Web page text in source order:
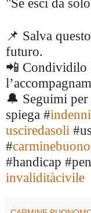
"Se esci da
📌 Salva
futuro.
📲 Condividilo
🔔 Seguimi
spiega #
usciredasoli
#
#handicap
invaliditàcivile